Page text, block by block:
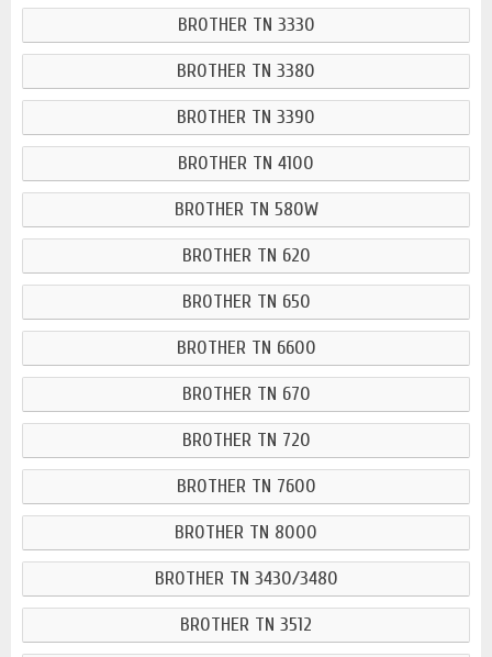
BROTHER TN 3330
BROTHER TN 3380
BROTHER TN 3390
BROTHER TN 4100
BROTHER TN 580W
BROTHER TN 620
BROTHER TN 650
BROTHER TN 6600
BROTHER TN 670
BROTHER TN 720
BROTHER TN 7600
BROTHER TN 8000
BROTHER TN 3430/3480
BROTHER TN 3512